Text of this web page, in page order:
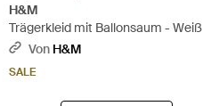
H&M
Trägerkleid mit Ballonsaum - Weiß
Von H&M
SALE